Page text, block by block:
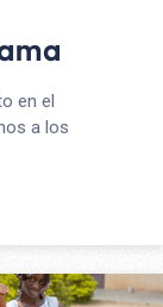
en el
a los